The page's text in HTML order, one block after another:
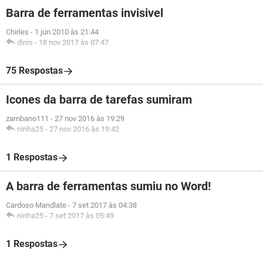
Barra de ferramentas invisivel
Chirles - 1 jun 2010 às 21:44
dinis - 18 nov 2017 às 07:47
75 Respostas
Icones da barra de tarefas sumiram
zambano111 - 27 nov 2016 às 19:29
ninha25 - 27 nov 2016 às 19:42
1 Respostas
A barra de ferramentas sumiu no Word!
Cardoso Mandlate - 7 set 2017 às 04:38
ninha25 - 7 set 2017 às 05:49
1 Respostas